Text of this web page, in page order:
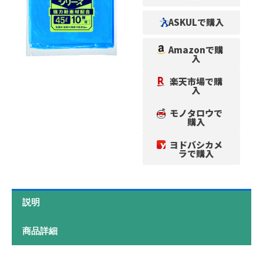
ASKULで購入
Amazonで購
入
楽天市場で購
入
モノタロウで
購入
ヨドバシカメ
ラで購入
説明
商品詳細